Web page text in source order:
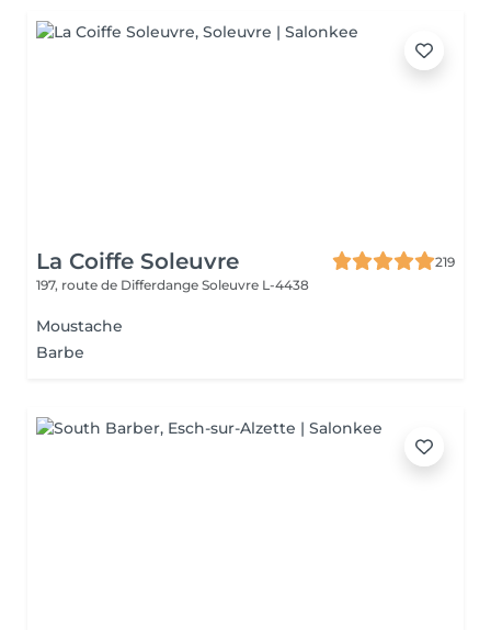
La Coiffe Soleuvre
219
197, route de Differdange Soleuvre L-4438
Moustache
Barbe